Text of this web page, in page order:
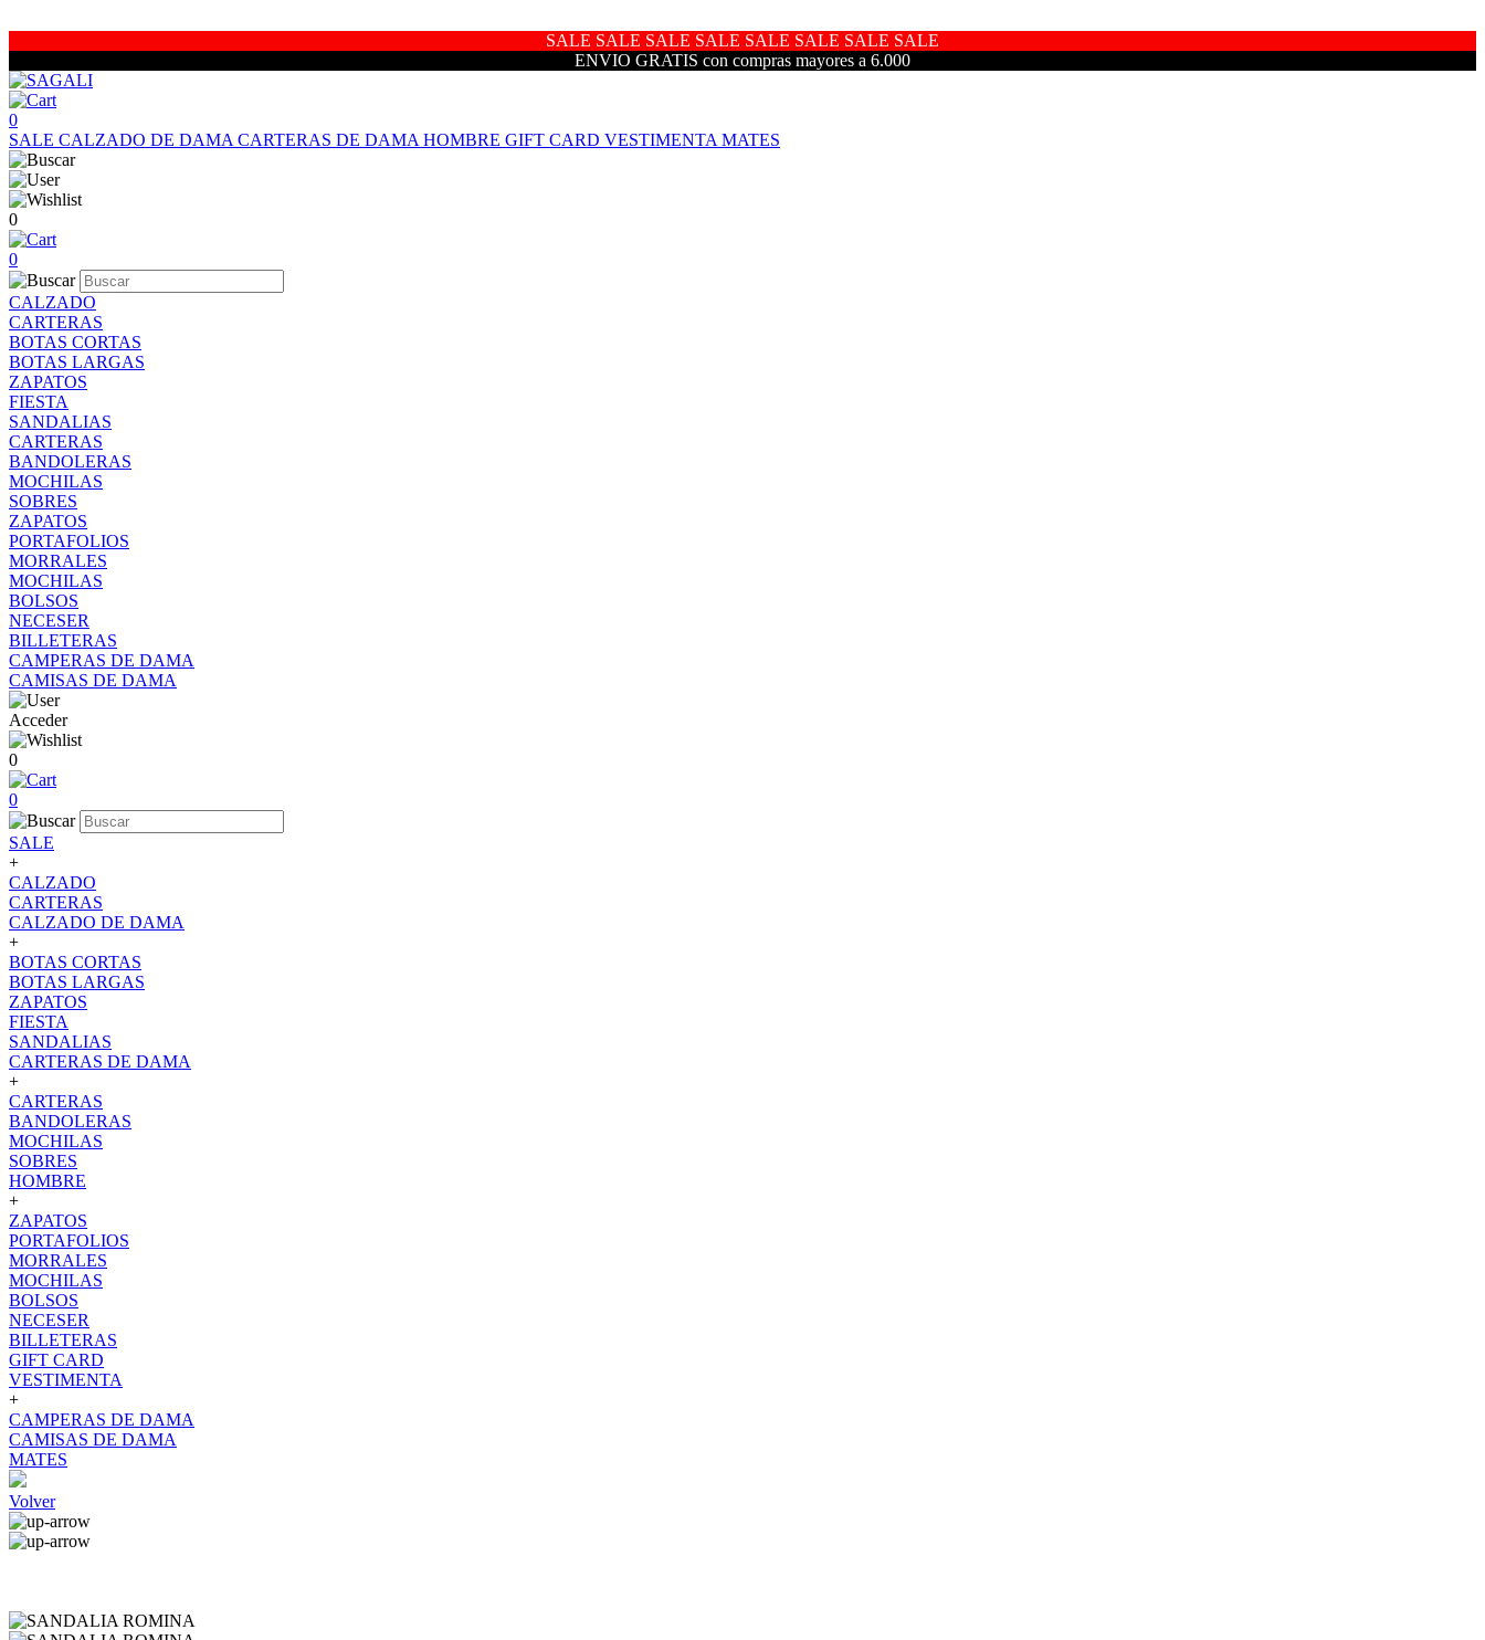
SALE SALE SALE SALE SALE SALE SALE SALE
ENVIO GRATIS con compras mayores a 6.000
0
SALE CALZADO DE DAMA CARTERAS DE DAMA HOMBRE GIFT CARD VESTIMENTA MATES
0
0
CALZADO
CARTERAS
BOTAS CORTAS
BOTAS LARGAS
ZAPATOS
FIESTA
SANDALIAS
CARTERAS
BANDOLERAS
MOCHILAS
SOBRES
ZAPATOS
PORTAFOLIOS
MORRALES
MOCHILAS
BOLSOS
NECESER
BILLETERAS
CAMPERAS DE DAMA
CAMISAS DE DAMA
Acceder
0
0
SALE
+
CALZADO
CARTERAS
CALZADO DE DAMA
+
BOTAS CORTAS
BOTAS LARGAS
ZAPATOS
FIESTA
SANDALIAS
CARTERAS DE DAMA
+
CARTERAS
BANDOLERAS
MOCHILAS
SOBRES
HOMBRE
+
ZAPATOS
PORTAFOLIOS
MORRALES
MOCHILAS
BOLSOS
NECESER
BILLETERAS
GIFT CARD
VESTIMENTA
+
CAMPERAS DE DAMA
CAMISAS DE DAMA
MATES
Volver